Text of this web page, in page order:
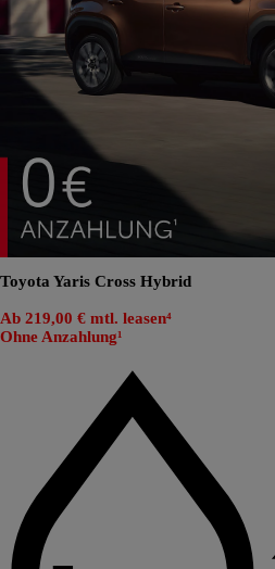
Toyota Yaris Cross Hybrid
Ab 219,00 € mtl. leasen⁴
Ohne Anzahlung¹